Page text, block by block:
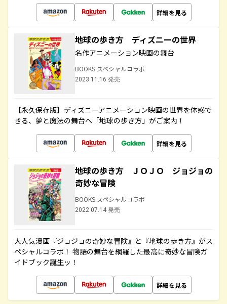
詳細を見る
地球の歩き方 ディズニーの世界
名作アニメーション映画の舞台
BOOKS スペシャルコラボ
2023.11.16 発売
【永久保存版】ディズニーアニメーション映画の世界を体感で
きる、夢と魔法の舞台へ「地球の歩き方」がご案内！
詳細を見る
地球の歩き方 ＪＯＪＯ ジョジョの
奇妙な冒険
BOOKS スペシャルコラボ
2022.07.14 発売
大人気漫画『ジョジョの奇妙な冒険』と『地球の歩き方』がス
ペシャルコラボ！ 物語の舞台を網羅した最高に奇妙な冒険ガ
イドブック誕生ッ！
詳細を見る